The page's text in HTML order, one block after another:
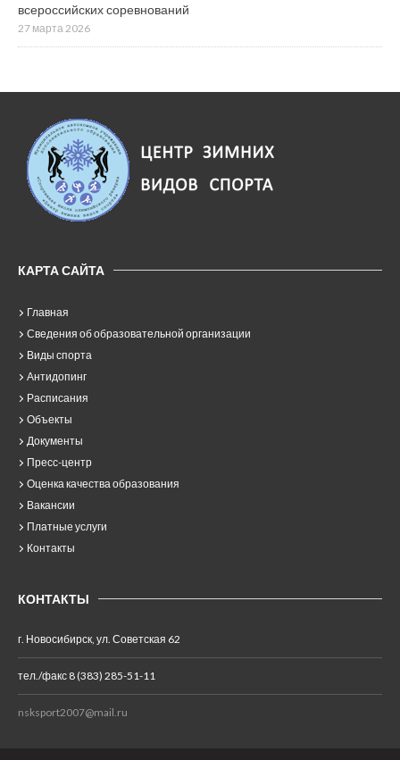
всероссийских соревнований
27 марта 2026
КАРТА САЙТА
Главная
Сведения об образовательной организации
Виды спорта
Антидопинг
Расписания
Объекты
Документы
Пресс-центр
Оценка качества образования
Вакансии
Платные услуги
Контакты
КОНТАКТЫ
г. Новосибирск, ул. Советская 62
тел./факс 8 (383) 285-51-11
nsksport2007@mail.ru